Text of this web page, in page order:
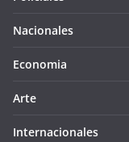
Nacionales
Economia
Arte
Internacionales